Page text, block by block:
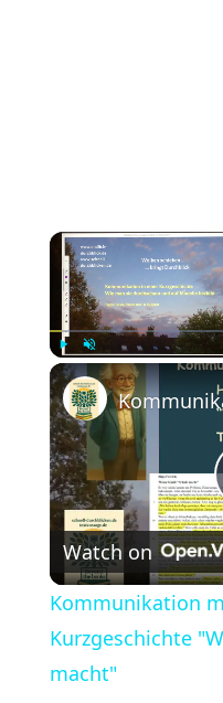
Play Unmute
Watch on
Kommunikation
Kurzgeschichte
macht"